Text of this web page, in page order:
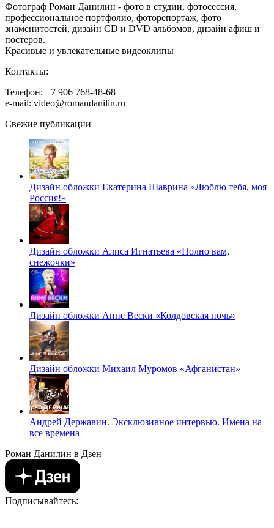
Фотограф Роман Данилин - фото в студии, фотосессия,
профессиональное портфолио, фоторепортаж, фото
знаменитостей, дизайн CD и DVD альбомов, дизайн афиш и
постеров.
Красивые и увлекательные видеоклипы
Контакты:
Телефон: +7 906 768-48-68
e-mail: video@romandanilin.ru
Свежие публикации
Дизайн обложки Екатерина Шаврина «Люблю тебя, моя
Россия!»
Дизайн обложки Алиса Игнатьева «Полно вам,
снежочки»
Дизайн обложки Анне Вески «Колдовская ночь»
Дизайн обложки Михаил Муромов «Афганистан»
Андрей Державин. Эксклюзивное интервью. Имена на
все времена
Роман Данилин в Дзен
Подписывайтесь: